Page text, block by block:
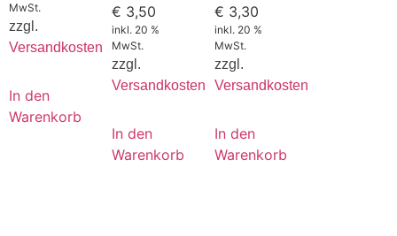
MwSt.
zzgl.
Versandkosten
In den
Warenkorb
€ 3,50
inkl. 20 %
MwSt.
zzgl.
Versandkosten
In den
Warenkorb
€ 3,30
inkl. 20 %
MwSt.
zzgl.
Versandkosten
In den
Warenkorb